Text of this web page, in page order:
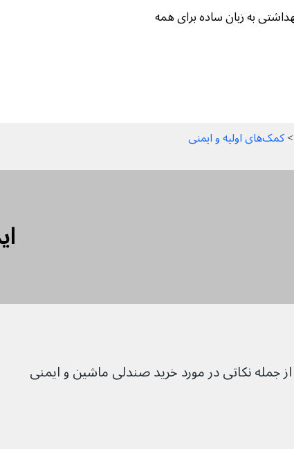
به زبان ساده برای همه
> کمک‌های اولیه و ایمنی
از جمله نکاتی در مورد خرید صندلی ماشین و ایمنی